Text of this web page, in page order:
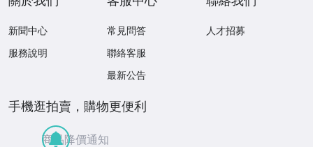
新聞中心
服務說明
常見問答
聯絡客服
最新公告
人才招募
手機逛拍賣，購物更便利
商品降價通知